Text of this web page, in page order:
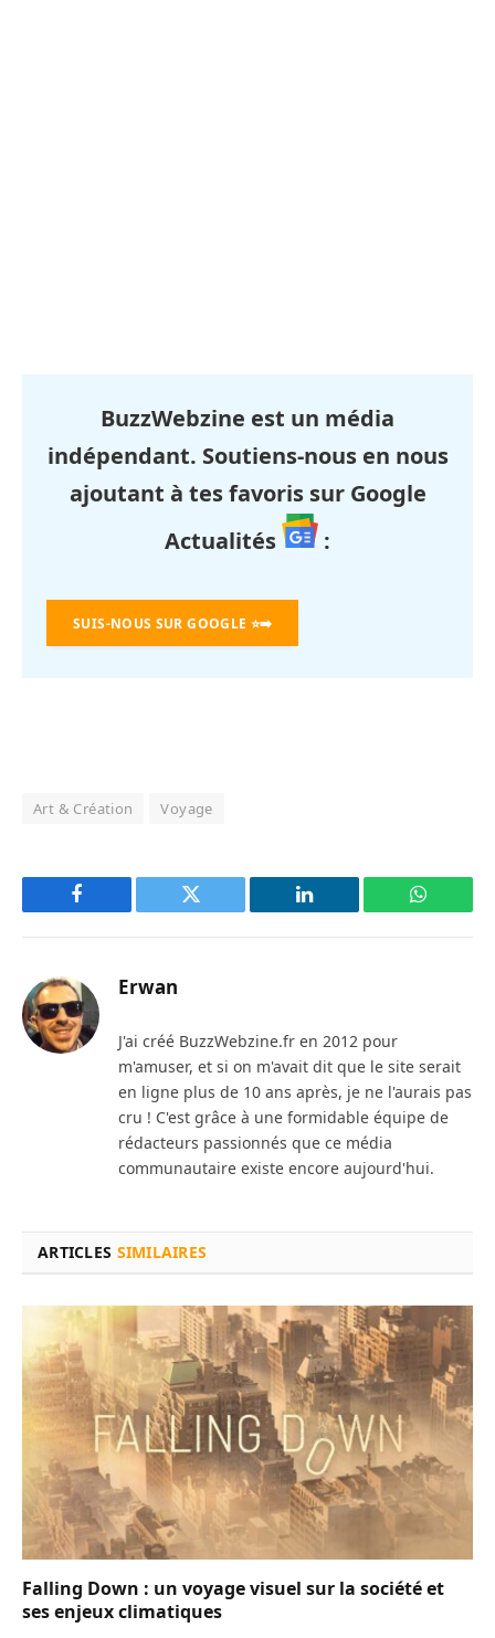
BuzzWebzine est un média
indépendant. Soutiens-nous en nous
ajoutant à tes favoris sur Google
Actualités
:
SUIS-NOUS SUR GOOGLE ⭐➡️
Art & Création Voyage
Facebook Twitter LinkedIn
Erwan
J'ai créé BuzzWebzine.fr en 2012 pour
m'amuser, et si on m'avait dit que le site serait
en ligne plus de 10 ans après, je ne l'aurais pas
cru ! C'est grâce à une formidable équipe de
rédacteurs passionnés que ce média
communautaire existe encore aujourd'hui.
ARTICLES SIMILAIRES
Falling Down : un voyage visuel sur la société et
ses enjeux climatiques